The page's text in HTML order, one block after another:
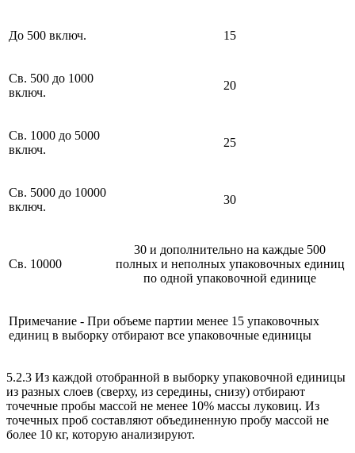
До 500 включ. 15
Св. 500 до 1000
включ.
20
Св. 1000 до 5000
включ.
25
Св. 5000 до 10000
включ.
30
Св. 10000
30 и дополнительно на каждые 500
полных и неполных упаковочных единиц
по одной упаковочной единице
Примечание - При объеме партии менее 15 упаковочных
единиц в выборку отбирают все упаковочные единицы
5.2.3 Из каждой отобранной в выборку упаковочной единицы
из разных слоев (сверху, из середины, снизу) отбирают
точечные пробы массой не менее 10% массы луковиц. Из
точечных проб составляют объединенную пробу массой не
более 10 кг, которую анализируют.